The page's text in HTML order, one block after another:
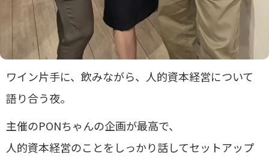
ワイン片手に、飲みながら、人的資本経営について
語り合う夜。
主催のPONちゃんの企画が最高で、
人的資本経営のことをしっかり話してセットアップ